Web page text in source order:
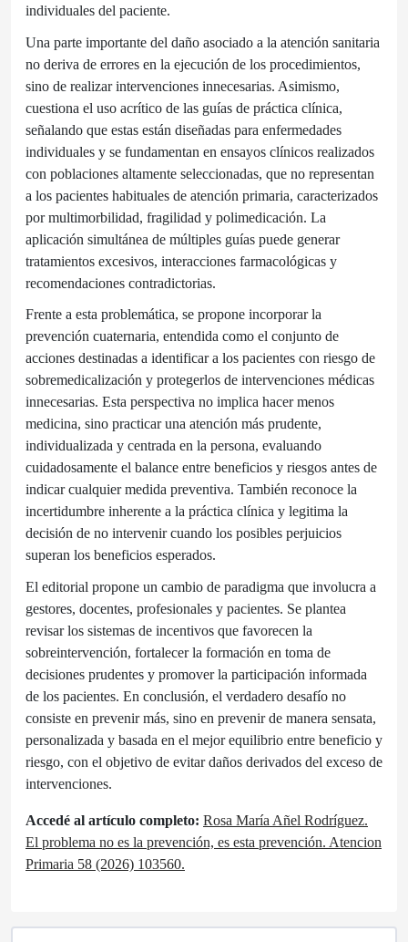
individuales del paciente.
Una parte importante del daño asociado a la atención sanitaria
no deriva de errores en la ejecución de los procedimientos,
sino de realizar intervenciones innecesarias. Asimismo,
cuestiona el uso acrítico de las guías de práctica clínica,
señalando que estas están diseñadas para enfermedades
individuales y se fundamentan en ensayos clínicos realizados
con poblaciones altamente seleccionadas, que no representan
a los pacientes habituales de atención primaria, caracterizados
por multimorbilidad, fragilidad y polimedicación. La
aplicación simultánea de múltiples guías puede generar
tratamientos excesivos, interacciones farmacológicas y
recomendaciones contradictorias.
Frente a esta problemática, se propone incorporar la
prevención cuaternaria, entendida como el conjunto de
acciones destinadas a identificar a los pacientes con riesgo de
sobremedicalización y protegerlos de intervenciones médicas
innecesarias. Esta perspectiva no implica hacer menos
medicina, sino practicar una atención más prudente,
individualizada y centrada en la persona, evaluando
cuidadosamente el balance entre beneficios y riesgos antes de
indicar cualquier medida preventiva. También reconoce la
incertidumbre inherente a la práctica clínica y legitima la
decisión de no intervenir cuando los posibles perjuicios
superan los beneficios esperados.
El editorial propone un cambio de paradigma que involucra a
gestores, docentes, profesionales y pacientes. Se plantea
revisar los sistemas de incentivos que favorecen la
sobreintervención, fortalecer la formación en toma de
decisiones prudentes y promover la participación informada
de los pacientes. En conclusión, el verdadero desafío no
consiste en prevenir más, sino en prevenir de manera sensata,
personalizada y basada en el mejor equilibrio entre beneficio y
riesgo, con el objetivo de evitar daños derivados del exceso de
intervenciones.
Accedé al artículo completo: Rosa María Añel Rodríguez.
El problema no es la prevención, es esta prevención. Atencion
Primaria 58 (2026) 103560.